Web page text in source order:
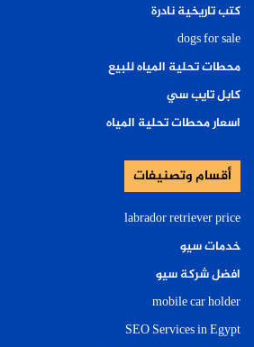
كتب تاريخية نادرة
dogs for sale
محطات تحلية المياه للبيع
كابل تايب سي
اسعار محطات تحلية المياه
أقسام وتصنيفات
labrador retriever price
خدمات سيو
افضل شركة سيو
mobile car holder
SEO Services in Egypt